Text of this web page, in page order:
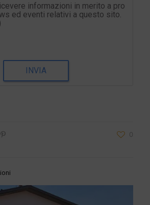
informazioni in merito a pro
ed eventi relativi a questo sito.
INVIA
0